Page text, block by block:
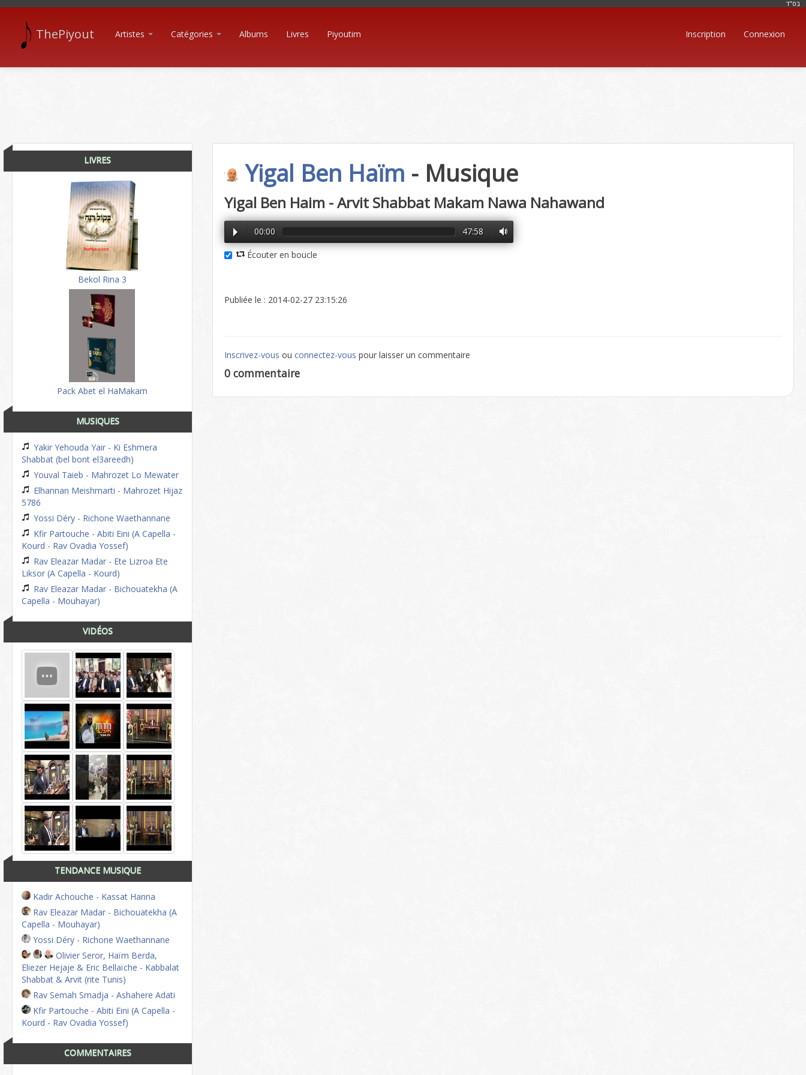
בּס"ד
ThePiyout Artistes Catégories Albums Livres Piyoutim Inscription Connexion
LIVRES
Bekol Rina 3
Pack Abet el HaMakam
MUSIQUES
Yakir Yehouda Yair - Ki Eshmera
Shabbat (bel bont el3areedh)
Youval Taieb - Mahrozet Lo Mewater
Elhannan Meishmarti - Mahrozet Hijaz
5786
Yossi Déry - Richone Waethannane
Kfir Partouche - Abiti Eini (A Capella -
Kourd - Rav Ovadia Yossef)
Rav Eleazar Madar - Ete Lizroa Ete
Liksor (A Capella - Kourd)
Rav Eleazar Madar - Bichouatekha (A
Capella - Mouhayar)
VIDÉOS
TENDANCE MUSIQUE
Kadir Achouche - Kassat Hanna
Rav Eleazar Madar - Bichouatekha (A
Capella - Mouhayar)
Yossi Déry - Richone Waethannane
Olivier Seror, Haïm Berda,
Eliezer Hejaje & Eric Bellaïche - Kabbalat
Shabbat & Arvit (rite Tunis)
Rav Semah Smadja - Ashahere Adati
Kfir Partouche - Abiti Eini (A Capella -
Kourd - Rav Ovadia Yossef)
COMMENTAIRES
Yigal Ben Haïm - Musique
Yigal Ben Haim - Arvit Shabbat Makam Nawa Nahawand
00:00 47:58
Écouter en boucle
Publiée le : 2014-02-27 23:15:26
Inscrivez-vous ouconnectez-vous pour laisser un commentaire
0 commentaire